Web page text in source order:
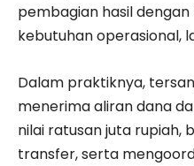
pembagian hasil
kebutuhan operasional,
Dalam praktiknya,
menerima aliran dana
nilai ratusan juta rupiah,
transfer, serta